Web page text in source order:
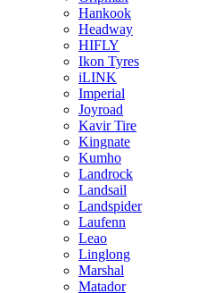
Hankook
Headway
HIFLY
Ikon Tyres
iLINK
Imperial
Joyroad
Kavir Tire
Kingnate
Kumho
Landrock
Landsail
Landspider
Laufenn
Leao
Linglong
Marshal
Matador